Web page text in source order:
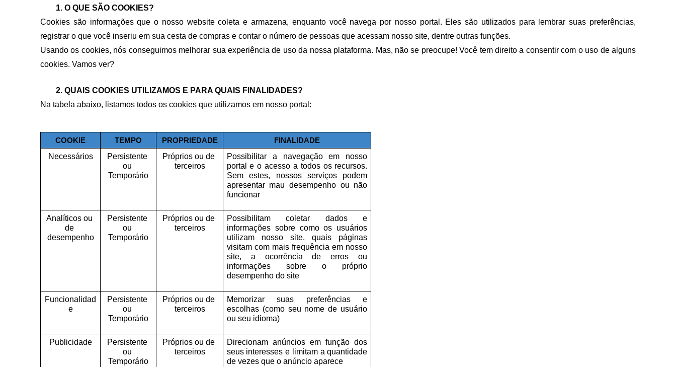
O QUE SÃO COOKIES?
Cookies são informações que o nosso website coleta e armazena, enquanto você navega por nosso portal. Eles são utilizados para lembrar suas preferências,
registrar o que você inseriu em sua cesta de compras e contar o número de pessoas que acessam nosso site, dentre outras funções.
Usando os cookies, nós conseguimos melhorar sua experiência de uso da nossa plataforma. Mas, não se preocupe! Você tem direito a consentir com o uso de alguns
cookies. Vamos ver?
QUAIS COOKIES UTILIZAMOS E PARA QUAIS FINALIDADES?
Na tabela abaixo, listamos todos os cookies que utilizamos em nosso portal:
COOKIE TEMPO PROPRIEDADE FINALIDADE
Necessários
Persistente
ou
Temporário
Próprios ou de
terceiros
Possibilitar a navegação em nosso
portal e o acesso a todos os recursos.
Sem estes, nossos serviços podem
apresentar mau desempenho ou não
funcionar
Analíticos ou
de
desempenho
Persistente
ou
Temporário
Próprios ou de
terceiros
Possibilitam coletar dados e
informações sobre como os usuários
utilizam nosso site, quais páginas
visitam com mais frequência em nosso
site, a ocorrência de erros ou
informações sobre o próprio
desempenho do site
Funcionalidad
e
Persistente
ou
Temporário
Próprios ou de
terceiros
Memorizar suas preferências e
escolhas (como seu nome de usuário
ou seu idioma)
Publicidade
Persistente
ou
Temporário
Próprios ou de
terceiros
Direcionam anúncios em função dos
seus interesses e limitam a quantidade
de vezes que o anúncio aparece